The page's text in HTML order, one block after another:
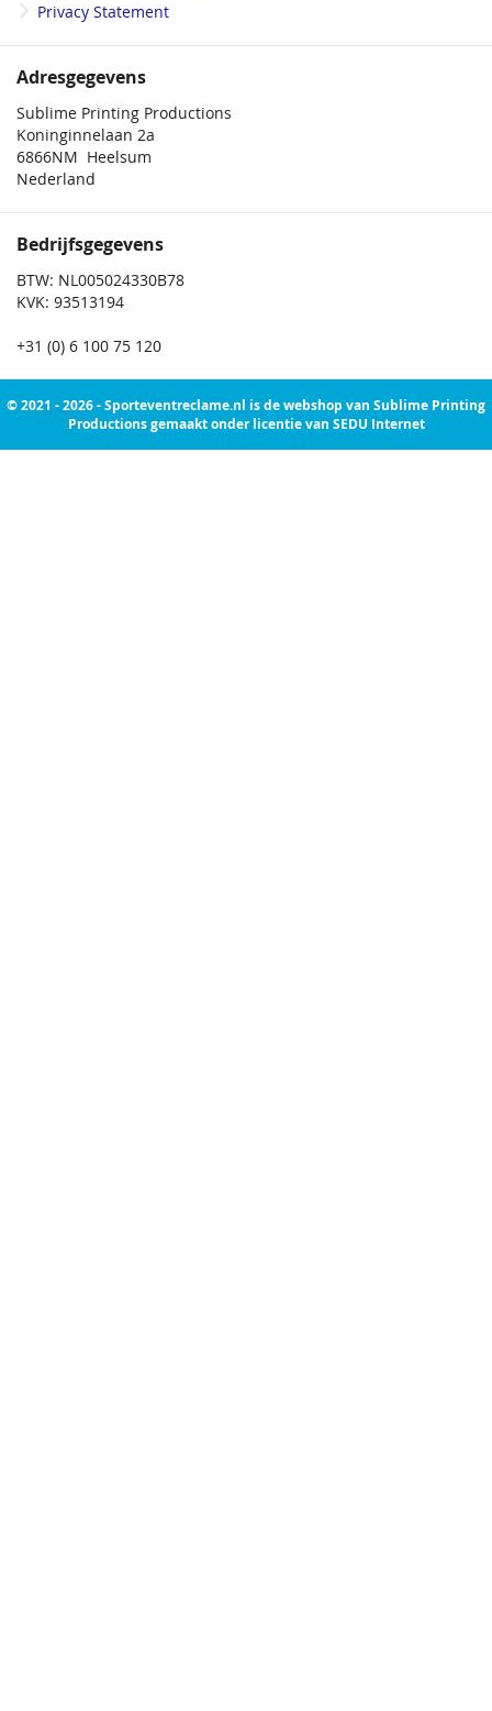
Privacy Statement
Adresgegevens
Sublime Printing Productions
Koninginnelaan 2a
6866NM Heelsum
Nederland
Bedrijfsgegevens
BTW: NL005024330B78
KVK: 93513194
+31 (0) 6 100 75 120
© 2021 - 2026 - Sporteventreclame.nl is de webshop van Sublime Printing
Productions gemaakt onder licentie van SEDU Internet